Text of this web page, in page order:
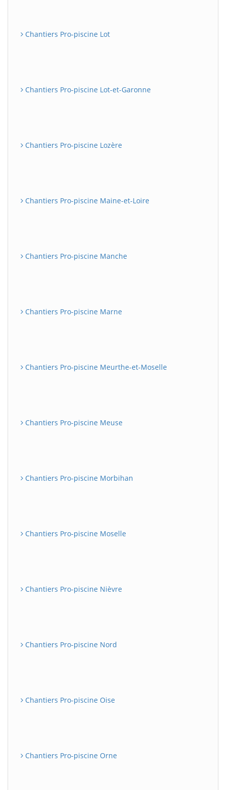
Chantiers Pro-piscine Lot
Chantiers Pro-piscine Lot-et-Garonne
Chantiers Pro-piscine Lozère
Chantiers Pro-piscine Maine-et-Loire
Chantiers Pro-piscine Manche
Chantiers Pro-piscine Marne
Chantiers Pro-piscine Meurthe-et-Moselle
Chantiers Pro-piscine Meuse
Chantiers Pro-piscine Morbihan
Chantiers Pro-piscine Moselle
Chantiers Pro-piscine Nièvre
Chantiers Pro-piscine Nord
Chantiers Pro-piscine Oise
Chantiers Pro-piscine Orne